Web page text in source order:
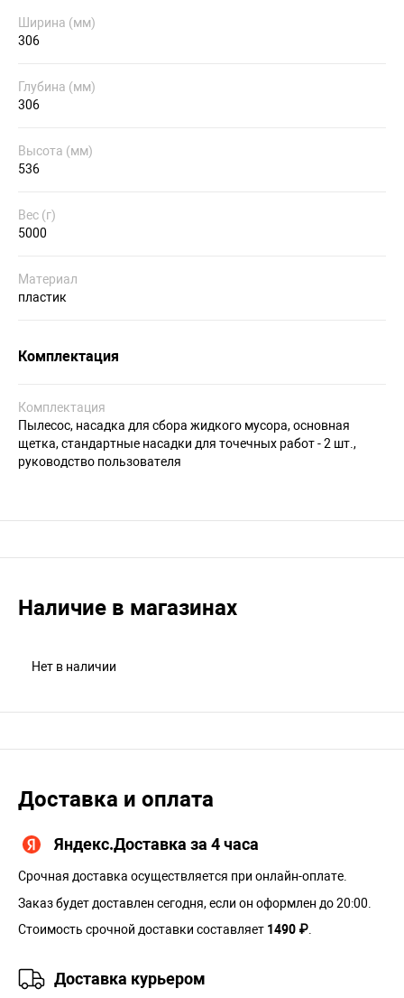
Ширина (мм)
306
Глубина (мм)
306
Высота (мм)
536
Вес (г)
5000
Материал
пластик
Комплектация
Комплектация
Пылесос, насадка для сбора жидкого мусора, основная
щетка, стандартные насадки для точечных работ - 2 шт.,
руководство пользователя
Наличие в магазинах
Нет в наличии
Доставка и оплата
Яндекс.Доставка за 4 часа
Срочная доставка осуществляется при онлайн-оплате.
Заказ будет доставлен сегодня, если он оформлен до 20:00.
Стоимость срочной доставки составляет 1490 ₽
Доставка курьером